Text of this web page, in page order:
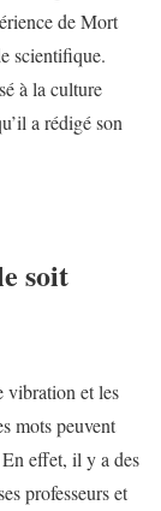
de Mort
scientifique.
à la culture
a rédigé son
soit
vibration et les
mots peuvent
effet, il y a des
professeurs et